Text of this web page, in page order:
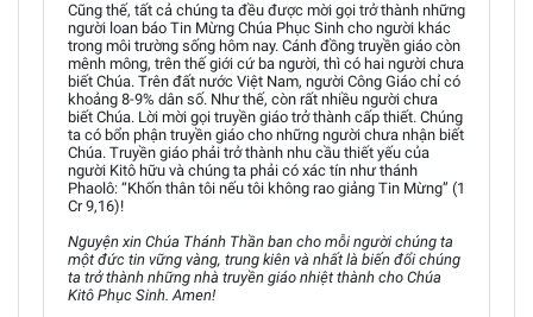
Cũng thế, tất cả chúng ta đều được mời gọi trở thành những
người loan báo Tin Mừng Chúa Phục Sinh cho người khác
trong môi trường sống hôm nay. Cánh đồng truyền giáo còn
mênh mông, trên thế giới cứ ba người, thì có hai người chưa
biết Chúa. Trên đất nước Việt Nam, người Công Giáo chỉ có
khoảng 8-9% dân số. Như thế, còn rất nhiều người chưa
biết Chúa. Lời mời gọi truyền giáo trở thành cấp thiết. Chúng
ta có bổn phận truyền giáo cho những người chưa nhận biết
Chúa. Truyền giáo phải trở thành nhu cầu thiết yếu của
người Kitô hữu và chúng ta phải có xác tín như thánh
Phaolô: “Khốn thân tôi nếu tôi không rao giảng Tin Mừng” (1
Cr 9,16)!
Nguyện xin Chúa Thánh Thần ban cho mỗi người chúng ta
một đức tin vững vàng, trung kiên và nhất là biến đổi chúng
ta trở thành những nhà truyền giáo nhiệt thành cho Chúa
Kitô Phục Sinh. Amen!